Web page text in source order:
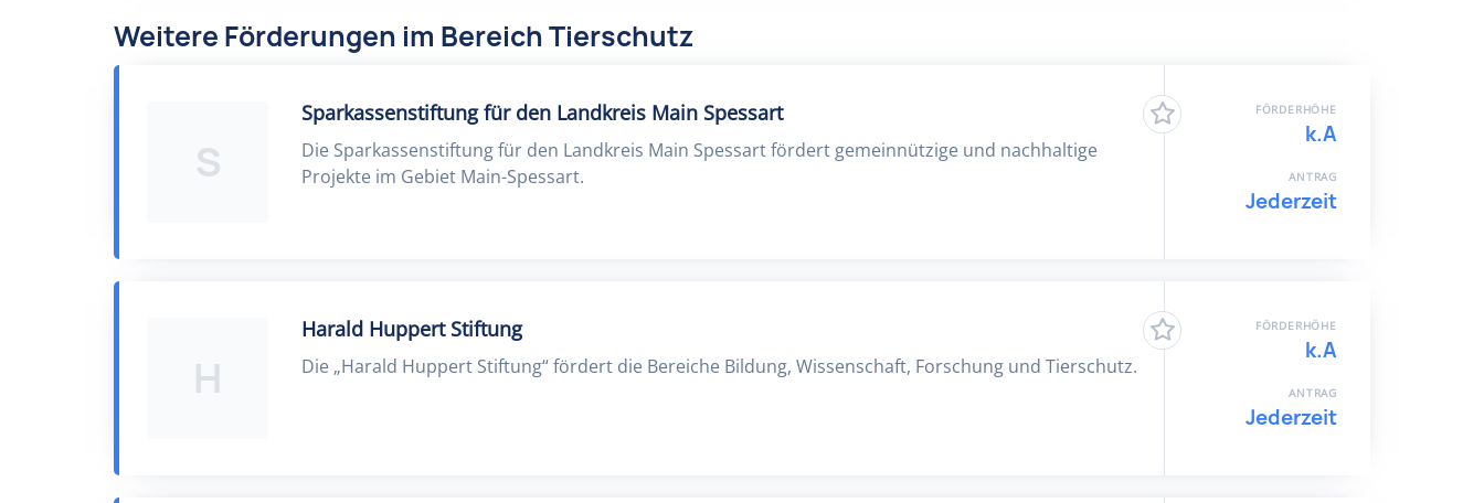
Weitere Förderungen im Bereich Tierschutz
S
Sparkassenstiftung für den Landkreis Main Spessart
Die Sparkassenstiftung für den Landkreis Main Spessart fördert gemeinnützige und nachhaltige
Projekte im Gebiet Main-Spessart.
FÖRDERHÖHE
k.A
ANTRAG
Jederzeit
H
Harald Huppert Stiftung
Die „Harald Huppert Stiftung“ fördert die Bereiche Bildung, Wissenschaft, Forschung und Tierschutz.
FÖRDERHÖHE
k.A
ANTRAG
Jederzeit